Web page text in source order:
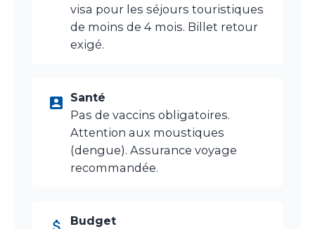
visa pour les séjours touristiques
de moins de 4 mois. Billet retour
exigé.
Santé
Pas de vaccins obligatoires.
Attention aux moustiques
(dengue). Assurance voyage
recommandée.
Budget